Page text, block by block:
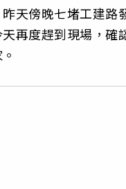
天傍晚七堵工建
再度趕到現場，確